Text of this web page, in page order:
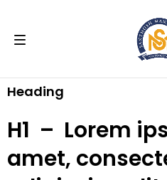
Heading
H1 – Lorem
amet,